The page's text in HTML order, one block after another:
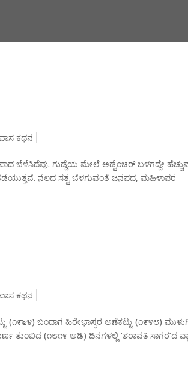
ಕಥನ
ಬೆಳೆಸಿದೆವು. ಗುಡ್ಡೆಯ ಮೇಲೆ ಅಡ್ವೆಂಚರ್ ಬಳಗದ್ದೇ
ನೆಲದ ಸತ್ವ ಬೆಳಗುವಂತೆ ಜನಪದ, ಮಹಿಳಾಪರ
ಕಥನ
ಬಂದಾಗ ಹಿರೇಭಾಸ್ಕರ ಅಣೆಕಟ್ಟು (೧೯೪೮)
ತುಂಬಿದ (೧೮೧೯ ಅಡಿ) ದಿನಗಳಲ್ಲಿ ‘ಶರಾವತಿ ಸಾಗರ’ದ